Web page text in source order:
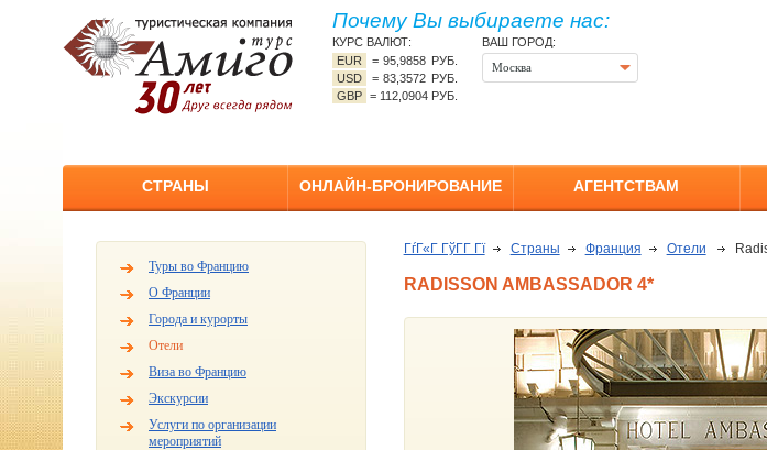
Почему Вы выбираете нас:
КУРС ВАЛЮТ:
EUR
=95,9858 РУБ.
USD
=83,3572 РУБ.
GBP = 112,0904 РУБ.
ВАШ ГОРОД:
Москва
СТРАНЫ ОНЛАЙН-БРОНИРОВАНИЕ АГЕНТСТВАМ
Туры во Францию
О Франции
Города и курорты
Отели
Виза во Францию
Экскурсии
Услуги по организации
мероприятий
ГѓГ«Г ГўГ­Г Гї Страны Франция Отели
RADISSON AMBASSADOR 4*